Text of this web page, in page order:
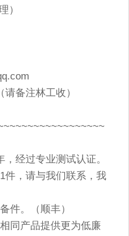
销售经理）
请备注林工收）
经过专业测试认证。
件，请与我们联系，我
件。（顺丰）
同产品提供更为低廉